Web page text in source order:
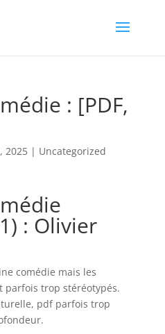
: [PDF,
2025| Uncategorized
: Olivier
comédie mais les
parfois trop stéréotypés.
pdf parfois trop